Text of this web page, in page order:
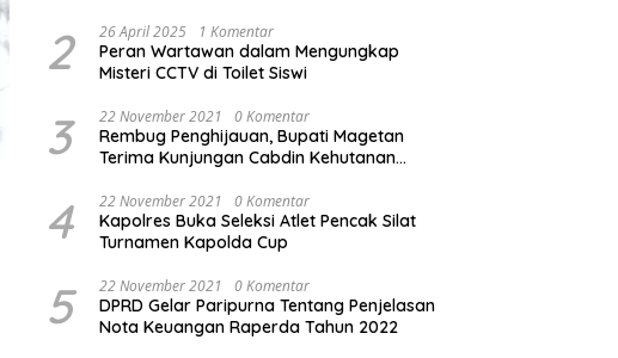
2 26 April 2025 1 Komentar
Peran Wartawan dalam Mengungkap
Misteri CCTV di Toilet Siswi
3 22 November 2021 0 Komentar
Rembug Penghijauan, Bupati Magetan
Terima Kunjungan Cabdin Kehutanan
4 22 November 2021 0 Komentar
Kapolres Buka Seleksi Atlet Pencak Silat
Turnamen Kapolda Cup
5 22 November 2021 0 Komentar
DPRD Gelar Paripurna Tentang Penjelasan
Nota Keuangan Raperda Tahun 2022